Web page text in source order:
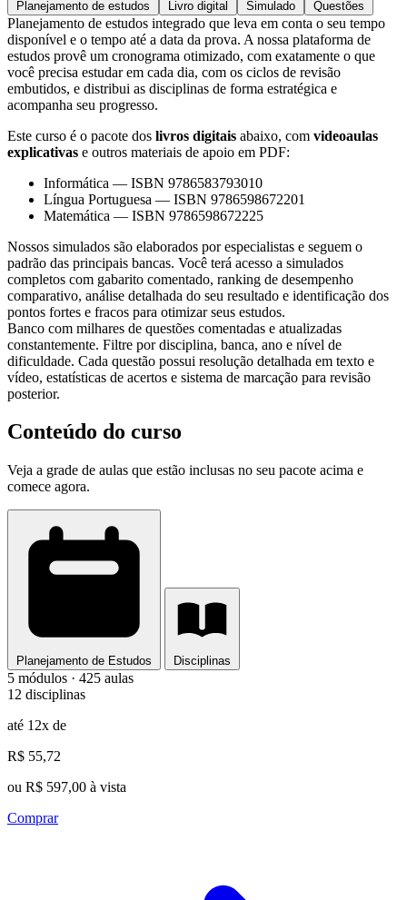
Planejamento de estudos Livro digital Simulado Questões
Planejamento de estudos integrado que leva em conta o seu tempo
disponível e o tempo até a data da prova. A nossa plataforma de
estudos provê um cronograma otimizado, com exatamente o que
você precisa estudar em cada dia, com os ciclos de revisão
embutidos, e distribui as disciplinas de forma estratégica e
acompanha seu progresso.
Este curso é o pacote dos livros digitais abaixo, com videoaulas
explicativas e outros materiais de apoio em PDF:
Informática — ISBN 9786583793010
Língua Portuguesa — ISBN 9786598672201
Matemática — ISBN 9786598672225
Nossos simulados são elaborados por especialistas e seguem o
padrão das principais bancas. Você terá acesso a simulados
completos com gabarito comentado, ranking de desempenho
comparativo, análise detalhada do seu resultado e identificação dos
pontos fortes e fracos para otimizar seus estudos.
Banco com milhares de questões comentadas e atualizadas
constantemente. Filtre por disciplina, banca, ano e nível de
dificuldade. Cada questão possui resolução detalhada em texto e
vídeo, estatísticas de acertos e sistema de marcação para revisão
posterior.
Conteúdo do curso
Veja a grade de aulas que estão inclusas no seu pacote acima e
comece agora.
Planejamento de Estudos Disciplinas
5 módulos · 425 aulas
12 disciplinas
até 12x de
R$ 55,72
ou R$ 597,00 à vista
Comprar